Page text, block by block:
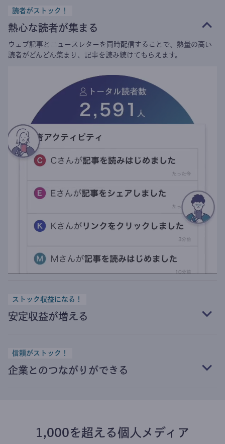
読者がストック！
熱心な読者が集まる
ウェブ記事とニュースレターを同時配信することで、熱量の高い
読者がどんどん集まり、記事を読み続けてもらえます。
ストック収益になる！
安定収益が増える
信頼がストック！
企業とのつながりができる
1,000を超える個人メディア